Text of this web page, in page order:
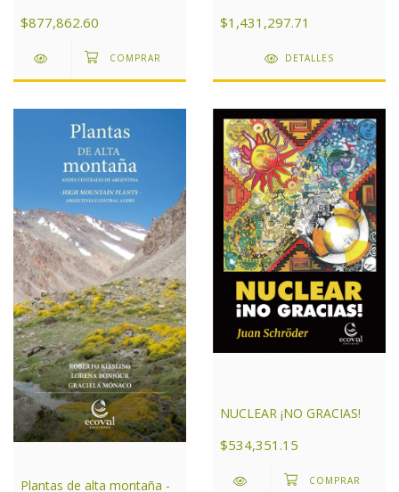
$877,862.60 $1,431,297.71
DETALLES
Plantas de alta montaña -
NUCLEAR ¡NO GRACIAS!
$534,351.15